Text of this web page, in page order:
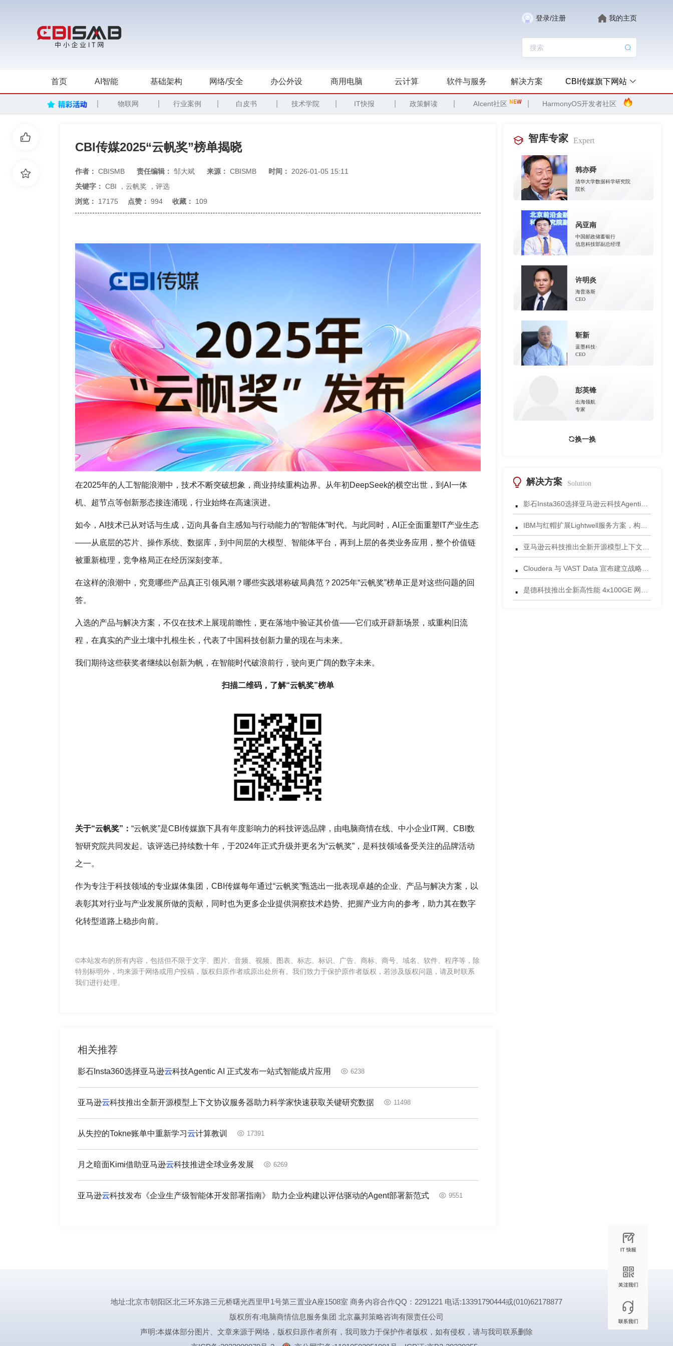
登录/注册 我的主页
首页 AI智能 基础架构 网络/安全 办公外设 商用电脑 云计算 软件与服务 解决方案 CBI传媒旗下网站
物联网 行业案例 白皮书 技术学院 IT快报 政策解读 AIcent社区 HarmonyOS开发者社区
CBI传媒2025“云帆奖”榜单揭晓
作者： CBISMB 责任编辑： 邹大斌 来源： CBISMB 时间： 2026-01-05 15:11
关键字： CBI ， 云帆奖 ， 评选
浏览： 17175 点赞： 994 收藏： 109
在2025年的人工智能浪潮中，技术不断突破想象，商业持续重构边界。从年初DeepSeek的横空出世，到AI一体
机、超节点等创新形态接连涌现，行业始终在高速演进。
如今，AI技术已从对话与生成，迈向具备自主感知与行动能力的“智能体”时代。与此同时，AI正全面重塑IT产业生态
——从底层的芯片、操作系统、数据库，到中间层的大模型、智能体平台，再到上层的各类业务应用，整个价值链
被重新梳理，竞争格局正在经历深刻变革。
在这样的浪潮中，究竟哪些产品真正引领风潮？哪些实践堪称破局典范？2025年“云帆奖”榜单正是对这些问题的回
答。
入选的产品与解决方案，不仅在技术上展现前瞻性，更在落地中验证其价值——它们或开辟新场景，或重构旧流
程，在真实的产业土壤中扎根生长，代表了中国科技创新力量的现在与未来。
我们期待这些获奖者继续以创新为帆，在智能时代破浪前行，驶向更广阔的数字未来。
扫描二维码，了解“云帆奖”榜单
关于“云帆奖”​： “云帆奖”是CBI传媒旗下具有年度影响力的科技评选品牌，由电脑商情在线、中小企业IT网、CBI数
智研究院共同发起。该评选已持续数十年，于2024年正式升级并更名为“云帆奖”，是科技领域备受关注的品牌活动
之一。
作为专注于科技领域的专业媒体集团，CBI传媒每年通过“云帆奖”甄选出一批表现卓越的企业、产品与解决方案，以
表彰其对行业与产业发展所做的贡献，同时也为更多企业提供洞察技术趋势、把握产业方向的参考，助力其在数字
化转型道路上稳步向前。
©本站发布的所有内容，包括但不限于文字、图片、音频、视频、图表、标志、标识、广告、商标、商号、域名、软件、程序等，除
特别标明外，均来源于网络或用户投稿，版权归原作者或原出处所有。我们致力于保护原作者版权，若涉及版权问题，请及时联系
我们进行处理。
相关推荐
影石Insta360选择亚马逊云 科技Agentic AI 正式发布一站式智能成片应用 6238
亚马逊云科技推出全新开源模型上下文协议服务器助力科学家快速获取关键研究数据 11498
从失控的Tokne账单中重新学习云计算教训 17391
月之暗面Kimi借助亚马逊云科技推进全球业务发展 6269
亚马逊云 科技发布《企业生产级智能体开发部署指南》 助力企业构建以评估驱动的Agent部署新范式 9551
智库专家 Expert
韩亦舜
清华大学数据科学研究院
院长
呙亚南
中国邮政储蓄银行
信息科技部副总经理
许明炎
海普洛斯
CEO
靳新
蓝墨科技·
CEO
彭英锋
出海领航
专家
换一换
解决方案 Solution
· 影石Insta360选择亚马逊云科技Agentic AI 正式发布一站式智能成片应用
·
·
·
·
地址:北京市朝阳区北三环东路三元桥曙光西里甲1号第三置业A座1508室 商务内容合作QQ：2291221 电话:13391790444或(010)62178877
版权所有:电脑商情信息服务集团 北京赢邦策略咨询有限责任公司
声明:本媒体部分图片、文章来源于网络，版权归原作者所有，我司致力于保护作者版权，如有侵权，请与我司联系删除